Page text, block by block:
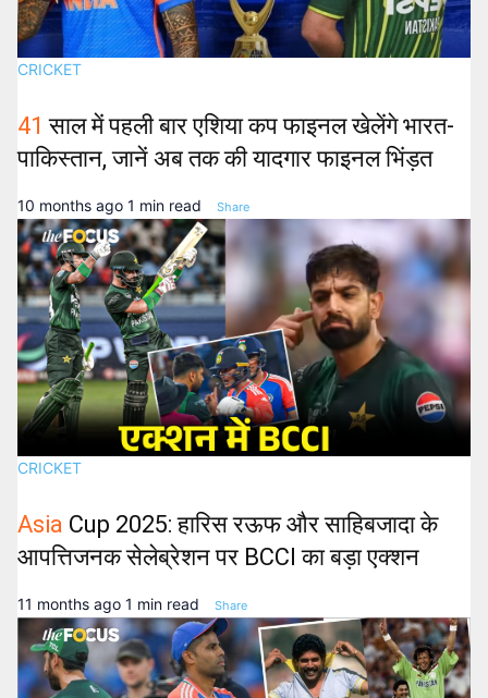
CRICKET
41 साल में पहली बार एशिया कप फाइनल खेलेंगे भारत-
पाकिस्तान, जानें अब तक की यादगार फाइनल भिंड़त
10 months ago 1 min read Share
CRICKET
Asia Cup 2025: हारिस रऊफ और साहिबजादा के
आपत्तिजनक सेलेब्रेशन पर BCCI का बड़ा एक्शन
11 months ago 1 min read Share